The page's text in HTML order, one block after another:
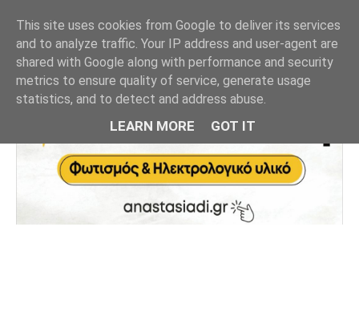
This site uses cookies from Google to deliver its services
and to analyze traffic. Your IP address and user-agent are
shared with Google along with performance and security
metrics to ensure quality of service, generate usage
statistics, and to detect and address abuse.
LEARN MORE GOT IT